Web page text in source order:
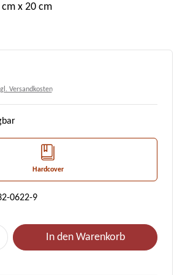
x 20 cm
Versandkosten
Hardcover
0622-9
Gib den gewünschten
In den Warenkorb